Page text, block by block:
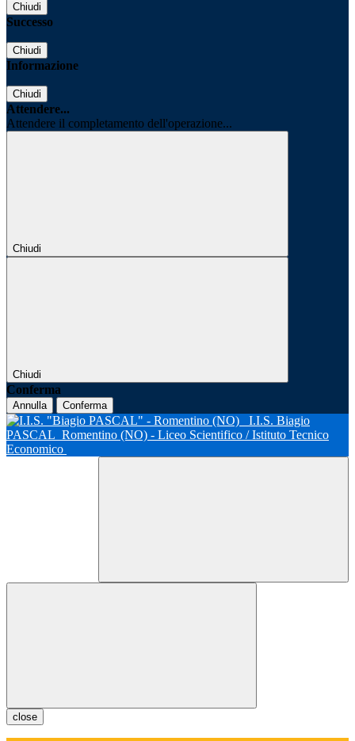
Chiudi
Successo
Chiudi
Informazione
Chiudi
Attendere...
Attendere il completamento dell'operazione...
Chiudi
Chiudi
Conferma
Annulla Conferma
I.I.S. Biagio
PASCAL Romentino (NO) - Liceo Scientifico / Istituto Tecnico
Economico
close